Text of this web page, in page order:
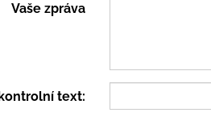
Vaše zpráva
text: